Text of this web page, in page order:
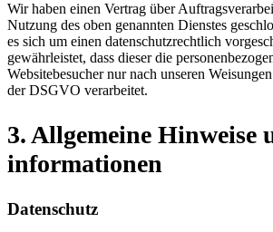
Wir haben einen Vertrag über
Nutzung des oben genannten Dienstes
es sich um einen datenschutzrechtlich
gewährleistet, dass dieser die
Websitebesucher nur nach unseren
der DSGVO verarbeitet.
3. Allgemeine
informationen
Datenschutz